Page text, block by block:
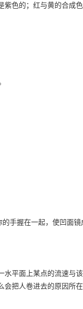
色的；红与黄的合成
手握在一起，使凹面镜
平面上某点的流速与
把人卷进去的原因所在